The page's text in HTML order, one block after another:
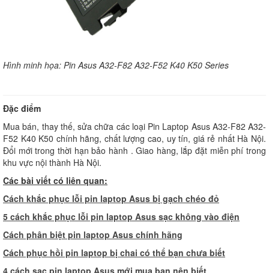
Hình minh họa: Pin Asus A32-F82 A32-F52 K40 K50 Series
Đặc điểm
Mua bán, thay thế, sửa chữa các loại Pin Laptop Asus A32-F82 A32-
F52 K40 K50 chính hãng, chất lượng cao, uy tín, giá rẻ nhất Hà Nội.
Đổi mới trong thời hạn bảo hành . Giao hàng, lắp đặt miễn phí trong
khu vực nội thành Hà Nội.
Các bài viết có liên quan:
Cách khắc phục lỗi pin laptop Asus bị gạch chéo đỏ
5 cách khắc phục lỗi pin laptop Asus sạc không vào điện
Cách phân biệt pin laptop Asus chính hãng
Cách phục hồi pin laptop bị chai có thể bạn chưa biết
4 cách sạc pin laptop Asus mới mua bạn nên biết